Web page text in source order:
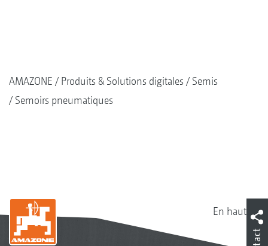
AMAZONE Produits & Solutions digitales
Semis
Semoirs pneumatiques
En haut